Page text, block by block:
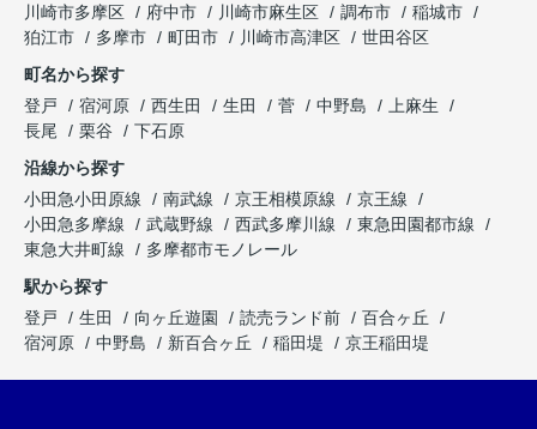
川崎市多摩区
府中市 川崎市麻生区 調布市
稲城市
狛江市
多摩市 町田市 川崎市高津区
世田谷区
町名から探す
登戸
宿河原 西生田 生田 菅 中野島
上麻生
長尾
栗谷
下石原
沿線から探す
小田急小田原線
南武線 京王相模原線
京王線
小田急多摩線
武蔵野線 西武多摩川線
東急田園都市線
東急大井町線
多摩都市モノレール
駅から探す
登戸
生田 向ヶ丘遊園 読売ランド前
百合ヶ丘
宿河原
中野島 新百合ヶ丘 稲田堤 京王稲田堤